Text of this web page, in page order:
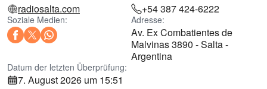
radiosalta.com +54 387 424-6222
Soziale Medien: Adresse:
Av. Ex Combatientes de
Malvinas 3890 - Salta -
Argentina
Datum der letzten Überprüfung:
7. August 2026 um 15:51